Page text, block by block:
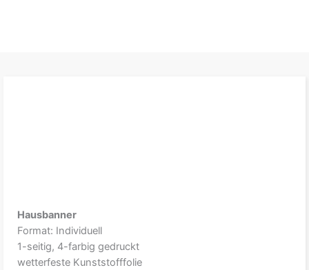
Hausbanner
Format: Individuell
1-seitig, 4-farbig gedruckt
wetterfeste Kunststofffolie